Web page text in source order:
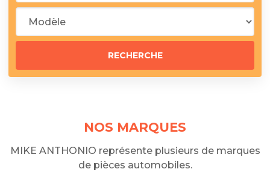
NOS MARQUES
MIKE ANTHONIO représente plusieurs de marques
de pièces automobiles.